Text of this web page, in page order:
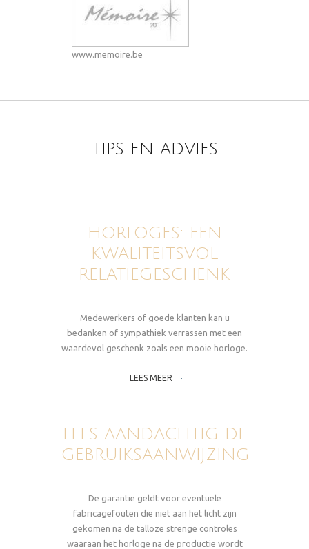
www.memoire.be
TIPS EN ADVIES
HORLOGES: EEN
KWALITEITSVOL
RELATIEGESCHENK
Medewerkers of goede klanten kan u
bedanken of sympathiek verrassen met een
waardevol geschenk zoals een mooie horloge.
LEES MEER
LEES AANDACHTIG DE
GEBRUIKSAANWIJZING
De garantie geldt voor eventuele
fabricagefouten die niet aan het licht zijn
gekomen na de talloze strenge controles
waaraan het horloge na de productie wordt